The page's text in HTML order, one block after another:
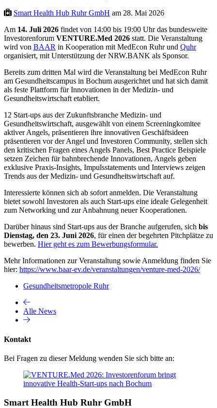
Smart Health Hub Ruhr GmbH am 28. Mai 2026
Am 14. Juli 2026 findet von 14:00 bis 19:00 Uhr das bundesweite
Investorenforum VENTURE.Med 2026 statt. Die Veranstaltung
wird von BAAR in Kooperation mit MedEcon Ruhr und Quhr
organisiert, mit Unterstützung der NRW.BANK als Sponsor.
Bereits zum dritten Mal wird die Veranstaltung bei MedEcon Ruhr
am Gesundheitscampus in Bochum ausgerichtet und hat sich damit
als feste Plattform für Innovationen in der Medizin- und
Gesundheitswirtschaft etabliert.
12 Start-ups aus der Zukunftsbranche Medizin- und
Gesundheitswirtschaft, ausgewählt von einem Screeningkomitee
aktiver Angels, präsentieren ihre innovativen Geschäftsideen
präsentieren vor der Angel und Investoren Community, stellen sich
den kritischen Fragen eines Angels Panels, Best Practice Beispiele
setzen Zeichen für bahnbrechende Innovationen, Angels geben
exklusive Praxis-Insights, Impulsstatements und Interviews zeigen
Trends aus der Medizin- und Gesundheitswirtschaft auf.
Interessierte können sich ab sofort anmelden. Die Veranstaltung
bietet sowohl Investoren als auch Start-ups eine ideale Gelegenheit
zum Networking und zur Anbahnung neuer Kooperationen.
Darüber hinaus sind Start-ups aus der Branche aufgerufen, sich bis
Dienstag, den 23. Juni 2026, für einen der begehrten Pitchplätze zu
bewerben. Hier geht es zum Bewerbungsformular.
Mehr Informationen zur Veranstaltung sowie Anmeldung finden Sie
hier: https://www.baar-ev.de/veranstaltungen/venture-med-2026/
Gesundheitsmetropole Ruhr
Alle News
Kontakt
Bei Fragen zu dieser Meldung wenden Sie sich bitte an:
Smart Health Hub Ruhr GmbH